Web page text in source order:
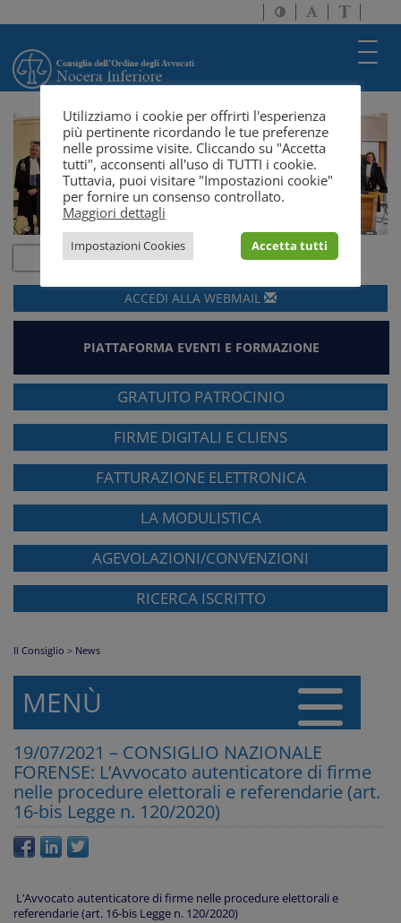
Attiva/disattiva
alto
Attiva/
dimensione
a
solo
ACCEDI ALLA WEBMAIL
PIATTAFORMA EVENTI E FORMAZIONE
GRATUITO PATROCINIO
FIRME DIGITALI E CLIENS
FATTURAZIONE ELETTRONICA
LA MODULISTICA
AGEVOLAZIONI/CONVENZIONI
RICERCA ISCRITTO
Il Consiglio > News
MENÙ
19/07/2021 – CONSIGLIO NAZIONALE
FORENSE: L’Avvocato autenticatore di firme
nelle procedure elettorali e referendarie (art.
16-bis Legge n. 120/2020)
L’Avvocato autenticatore di firme nelle procedure elettorali e
referendarie (art. 16-bis Legge n. 120/2020)
Utilizziamo i cookie per offrirti l'esperienza
più pertinente ricordando le tue preferenze
nelle prossime visite. Cliccando su "Accetta
tutti", acconsenti all'uso di TUTTI i cookie.
Tuttavia, puoi visitare "Impostazioni cookie"
per fornire un consenso controllato.
Maggiori dettagli
Impostazioni Cookies Accetta tutti